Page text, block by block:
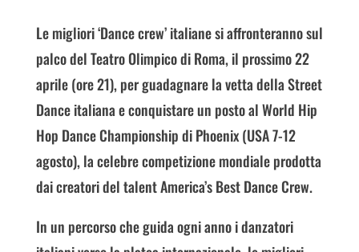
Le migliori ‘Dance crew’ italiane si affronteranno sul
palco del Teatro Olimpico di Roma, il prossimo 22
aprile (ore 21), per guadagnare la vetta della Street
Dance italiana e conquistare un posto al World Hip
Hop Dance Championship di Phoenix (USA 7-12
agosto), la celebre competizione mondiale prodotta
dai creatori del talent America’s Best Dance Crew.
In un percorso che guida ogni anno i danzatori